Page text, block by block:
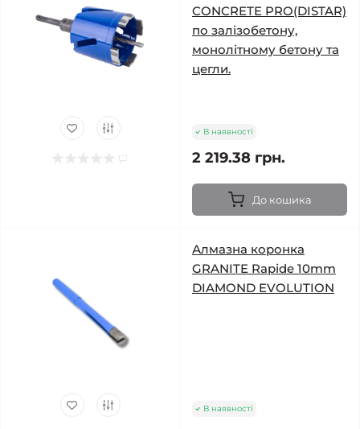
CONCRETE PRO(DISTAR)
по залізобетону,
монолітному бетону та
цегли.
В наявності
2 219.38 грн.
До кошика
Алмазна коронка
GRANITE Rapide 10mm
DIAMOND EVOLUTION
В наявності